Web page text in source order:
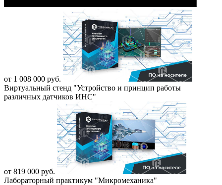
от 1 008 000 руб.
Виртуальный стенд "Устройство и принцип работы
различных датчиков ИНС"
от 819 000 руб.
Лабораторный практикум "Микромеханика"